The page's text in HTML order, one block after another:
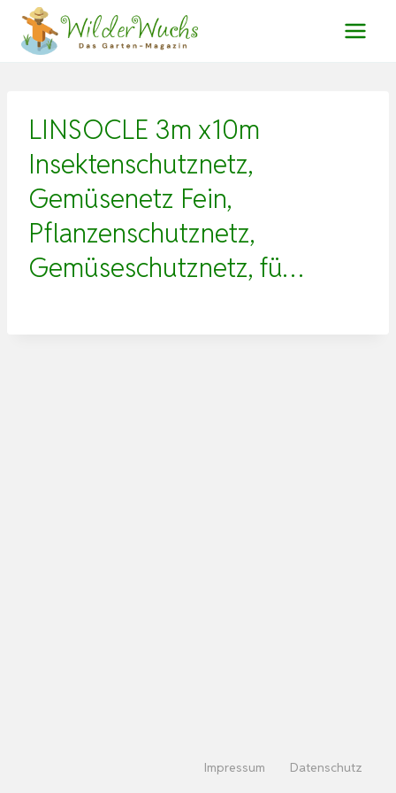
Zum
Inhalt
LINSOCLE 3m x10m
Insektenschutznetz,
Gemüsenetz Fein,
Pflanzenschutznetz,
Gemüseschutznetz, fü…
Impressum Datenschutz